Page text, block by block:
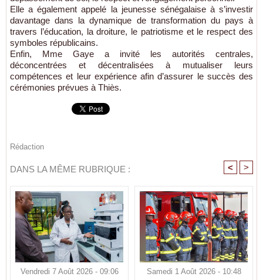
Elle a également appelé la jeunesse sénégalaise à s’investir
davantage dans la dynamique de transformation du pays à
travers l’éducation, la droiture, le patriotisme et le respect des
symboles républicains.
Enfin, Mme Gaye a invité les autorités centrales,
déconcentrées et décentralisées à mutualiser leurs
compétences et leur expérience afin d’assurer le succès des
cérémonies prévues à Thiès.
Rédaction
DANS LA MÊME RUBRIQUE : < >
Vendredi 7 Août 2026 - 09:06 Samedi 1 Août 2026 - 10:48